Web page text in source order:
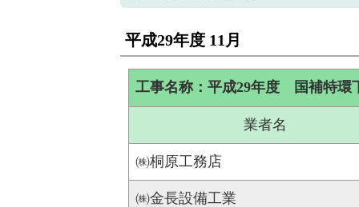
平成29年度 11月
工事名称：平成29年度 国補特環
業者名
㈱桐原工務店
㈱金長設備工業